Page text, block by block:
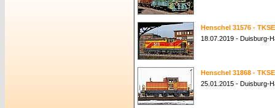
Henschel 31576 -
18.07.2019 - Duisburg-
Henschel 31868 -
25.01.2015 - Duisburg-